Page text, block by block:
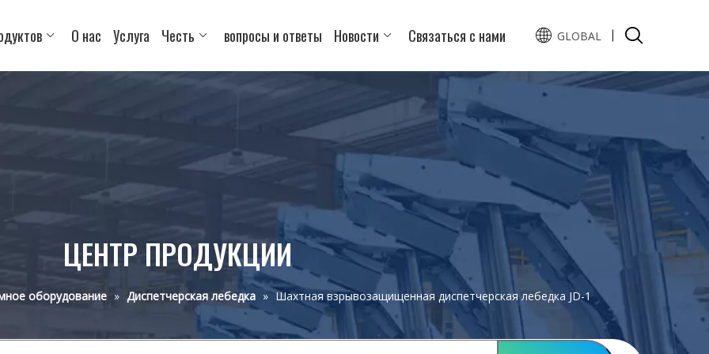
О нас Услуга Честь вопросы и ответы Новости Связаться с нами GLOBAL
Español
ЦЕНТР ПРОДУКЦИИ
оборудование » Диспетчерская лебедка » Шахтная взрывозащищенная диспетчерская лебедка JD-1